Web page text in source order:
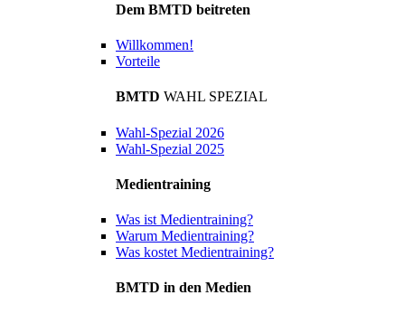
Dem BMTD beitreten
Willkommen!
Vorteile
BMTD WAHL SPEZIAL
Wahl-Spezial 2026
Wahl-Spezial 2025
Medientraining
Was ist Medientraining?
Warum Medientraining?
Was kostet Medientraining?
BMTD in den Medien